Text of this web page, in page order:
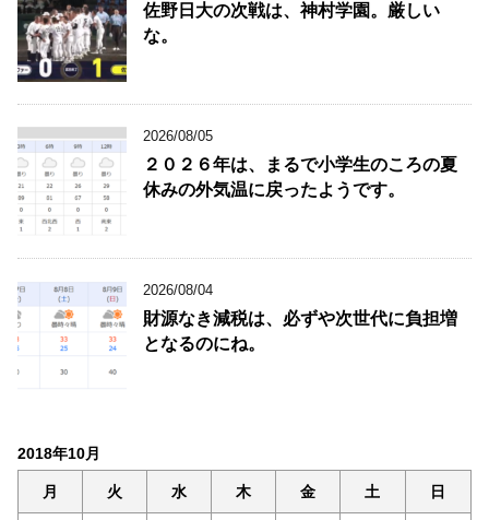
佐野日大の次戦は、神村学園。厳しい
な。
2026/08/05
２０２６年は、まるで小学生のころの夏
休みの外気温に戻ったようです。
2026/08/04
財源なき減税は、必ずや次世代に負担増
となるのにね。
2018年10月
月 火 水 木 金 土 日